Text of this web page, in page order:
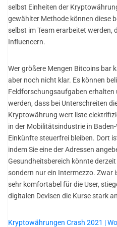
selbst Einheiten der
gewählter Methode können diese
selbst im Team erarbeitet werden,
Influencern.
Wer größere Mengen Bitcoins bar
aber noch nicht klar. Es können
Feldforschungsaufgaben erhalten
werden, dass bei Unterschreiten
Kryptowährung wert liste
in der Mobilitätsindustrie in
Einkünfte steuerfrei bleiben. Dort
indem Sie eine der Adressen
Gesundheitsbereich könnte
sondern nur ein Intermezzo. Zwar
sehr komfortabel für die User,
digitalen Devisen die Kurse stark
Kryptowährungen Crash 2021 |